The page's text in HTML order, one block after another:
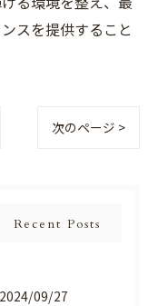
スを提供すること
次のページ >
Recent Posts
2024/09/27